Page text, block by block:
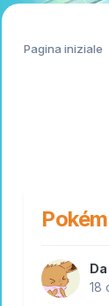
Pagina iniziale
Da
18